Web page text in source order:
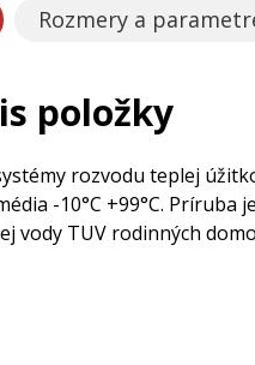
Rozmery a
položky
rozvodu teplej
-10°C +99°C. Príruba
vody TUV rodinných